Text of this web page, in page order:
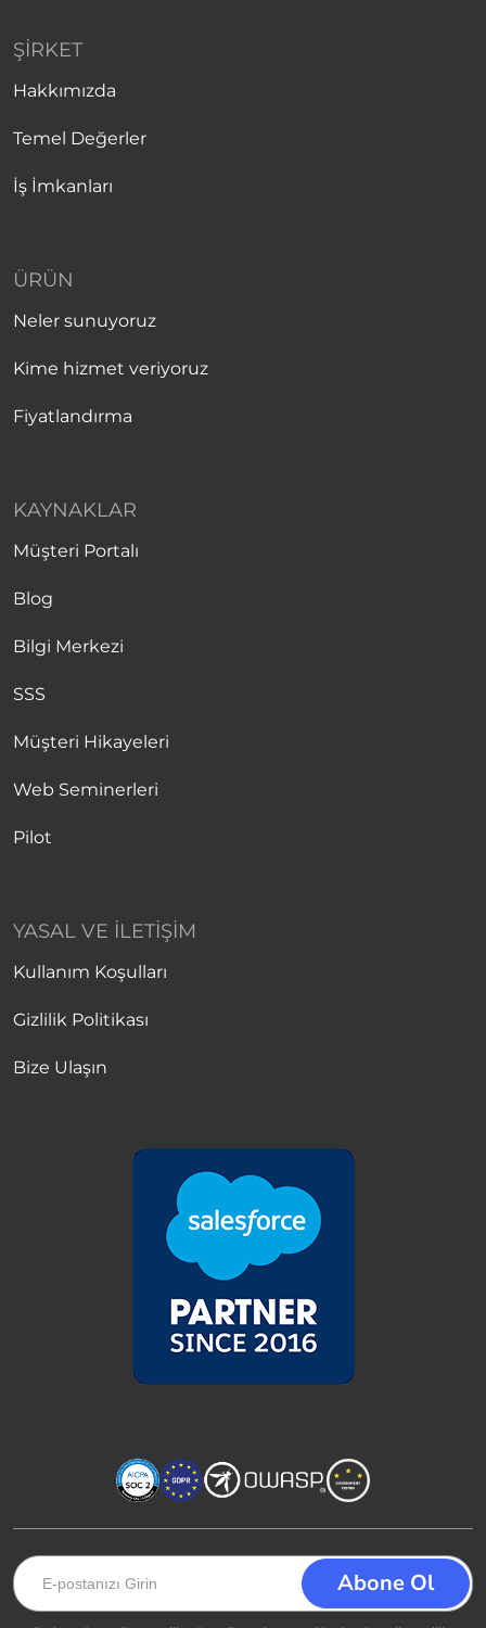
ŞIRKET
Hakkımızda
Temel Değerler
İş İmkanları
ÜRÜN
Neler sunuyoruz
Kime hizmet veriyoruz
Fiyatlandırma
KAYNAKLAR
Müşteri Portalı
Blog
Bilgi Merkezi
SSS
Müşteri Hikayeleri
Web Seminerleri
Pilot
YASAL VE İLETIŞIM
Kullanım Koşulları
Gizlilik Politikası
Bize Ulaşın